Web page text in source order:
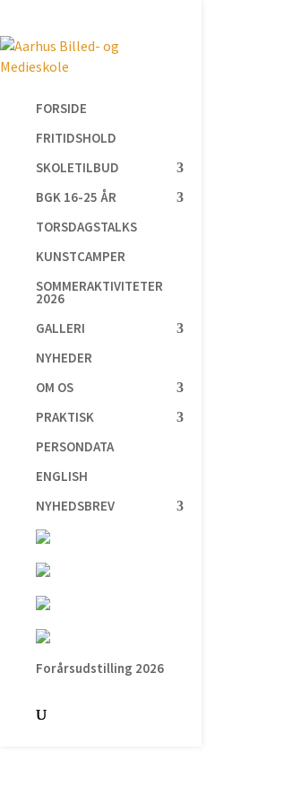
FORSIDE
FRITIDSHOLD
SKOLETILBUD
BGK 16-25 ÅR
TORSDAGSTALKS
KUNSTCAMPER
SOMMERAKTIVITETER
2026
GALLERI
NYHEDER
OM OS
PRAKTISK
PERSONDATA
ENGLISH
NYHEDSBREV
Forårsudstilling 2026